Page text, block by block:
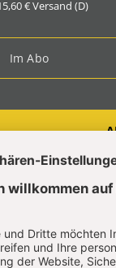
€ Versand (D)
Im Abo
Anmelden